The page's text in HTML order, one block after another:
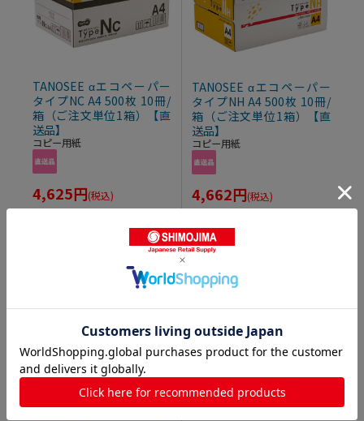
TANOSEE αエコペーパー
タイプNC A4 500枚 10冊/
箱（ご注文単位1箱）【直
送品】
コピー用紙
4,625円(税込)
TANOSEE αエコペーパー
タイプNH A4 500枚 10冊/
箱（ご注文単位1箱）【直
送品】
コピー用紙
4,662円(税込)
8